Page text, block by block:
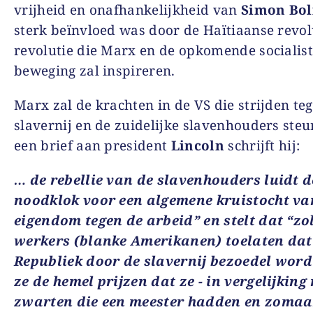
vrijheid en onafhankelijkheid van Simon
sterk beïnvloed was door de Haïtiaanse
revolutie die Marx en de opkomende
beweging zal inspireren.
Marx zal de krachten in de VS die strijden
slavernij en de zuidelijke slavenhouders
een brief aan president Lincoln schrijft hij:
… de rebellie van de slavenhouders luidt
noodklok voor een algemene kruistocht
eigendom tegen de arbeid” en stelt dat
werkers (blanke Amerikanen) toelaten
Republiek door de slavernij bezoedel
ze de hemel prijzen dat ze − in vergelijking
zwarten die een meester hadden en